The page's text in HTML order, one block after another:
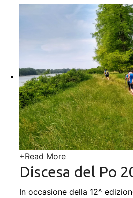
+Read More
Discesa del Po
In occasione della 12^